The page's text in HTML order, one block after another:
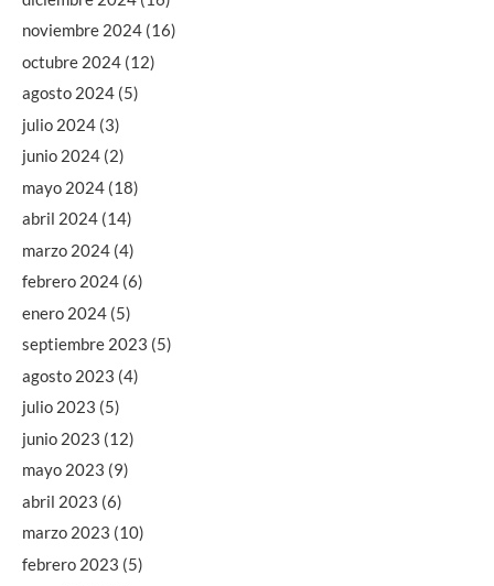
noviembre 2024 (16)
octubre 2024 (12)
agosto 2024 (5)
julio 2024 (3)
junio 2024 (2)
mayo 2024 (18)
abril 2024 (14)
marzo 2024 (4)
febrero 2024 (6)
enero 2024 (5)
septiembre 2023 (5)
agosto 2023 (4)
julio 2023 (5)
junio 2023 (12)
mayo 2023 (9)
abril 2023 (6)
marzo 2023 (10)
febrero 2023 (5)